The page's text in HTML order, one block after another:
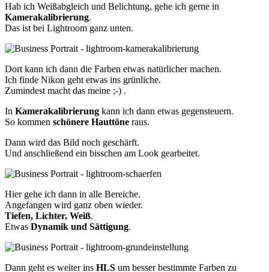
Hab ich Weißabgleich und Belichtung, gehe ich gerne in
Kamerakalibrierung.
Das ist bei Lightroom ganz unten.
Dort kann ich dann die Farben etwas natürlicher machen.
Ich finde Nikon geht etwas ins grünliche.
Zumindest macht das meine ;-) .
In Kamerakalibrierung kann ich dann etwas gegensteuern.
So kommen schönere Hauttöne raus.
Dann wird das Bild noch geschärft.
Und anschließend ein bisschen am Look gearbeitet.
Hier gehe ich dann in alle Bereiche.
Angefangen wird ganz oben wieder.
Tiefen, Lichter, Weiß.
Etwas Dynamik und Sättigung.
Dann geht es weiter ins HLS um besser bestimmte Farben zu